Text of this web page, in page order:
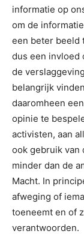
informatie op
om de
een beter beeld
dus een invloed
de
belangrijk
daaromheen
opinie te
activisten, aan
ook gebruik van
minder dan de
Macht. In
afweging of
toeneemt en of
verantwoorden.